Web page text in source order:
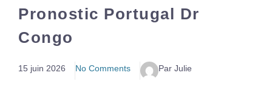
Pronostic Portugal Dr
Congo
15 juin 2026 No Comments Par Julie